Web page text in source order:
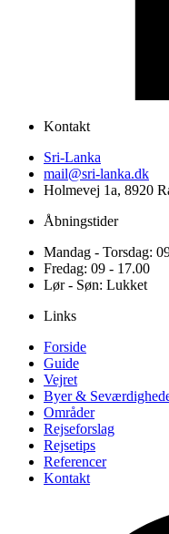
Kontakt
Sri-Lanka
mail@sri-lanka.dk
Holmevej 1a, 8920
Åbningstider
Mandag - Torsdag:
Fredag: 09 - 17.00
Lør - Søn: Lukket
Links
Forside
Guide
Vejret
Byer &
Områder
Rejseforslag
Rejsetips
Referencer
Kontakt